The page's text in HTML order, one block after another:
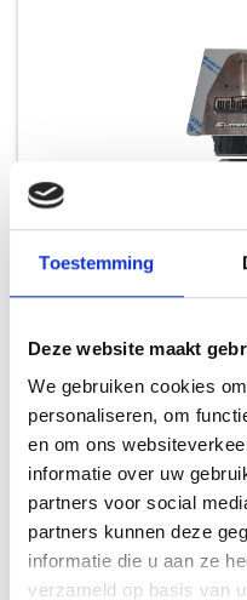
Toestemming
Deze website maakt
We gebruiken cookies
personaliseren, om
en om ons
informatie over uw
partners voor social
partners kunnen deze
informatie die u aan ze
verzameld op basis van
WEBER 65880 MONTAGESET
409,99